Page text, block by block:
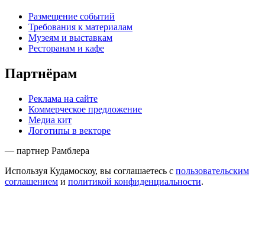
Размещение событий
Требования к материалам
Музеям и выставкам
Ресторанам и кафе
Партнёрам
Реклама на сайте
Коммерческое предложение
Медиа кит
Логотипы в векторе
— партнер Рамблера
Используя Кудамоскоу, вы соглашаетесь с пользовательским
соглашением и политикой конфиденциальности.